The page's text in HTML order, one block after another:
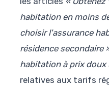
habitation en moins
choisir l'assurance
résidence secondaire
habitation à prix doux
relatives aux tarifs